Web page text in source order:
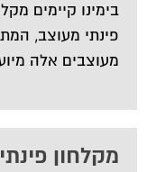
בימינו קיימים
פינתי מעוצב,
מעוצבים אלה
מקלחון פינתי